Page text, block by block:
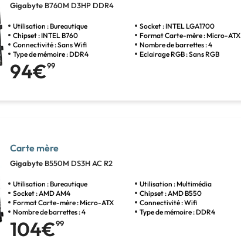
Gigabyte B760M D3HP DDR4
Utilisation : Bureautique
Socket : INTEL LGA1700
Chipset : INTEL B760
Format Carte-mère : Micro-ATX
Connectivité : Sans Wifi
Nombre de barrettes : 4
Type de mémoire : DDR4
Eclairage RGB : Sans RGB
94€99
Carte mère
Gigabyte B550M DS3H AC R2
Utilisation : Bureautique
Utilisation : Multimédia
Socket : AMD AM4
Chipset : AMD B550
Format Carte-mère : Micro-ATX
Connectivité : Wifi
Nombre de barrettes : 4
Type de mémoire : DDR4
104€99